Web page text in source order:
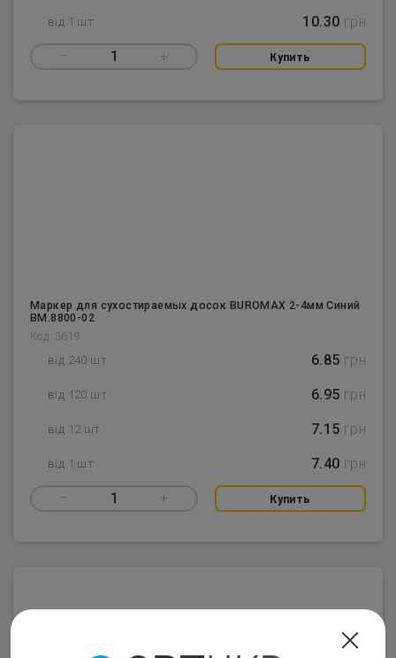
від 1 шт 10.30 грн
– 1 + Купить
Маркер для сухостираемых досок BUROMAX 2-4мм Синий
BM.8800-02
Код: 3619
від 240 шт 6.85 грн
від 120 шт 6.95 грн
від 12 шт 7.15 грн
від 1 шт 7.40 грн
– 1 + Купить